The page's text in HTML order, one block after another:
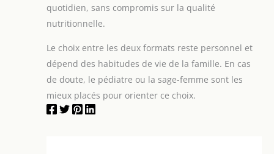
quotidien, sans compromis sur la qualité
nutritionnelle.
Le choix entre les deux formats reste personnel et
dépend des habitudes de vie de la famille. En cas
de doute, le pédiatre ou la sage-femme sont les
mieux placés pour orienter ce choix.